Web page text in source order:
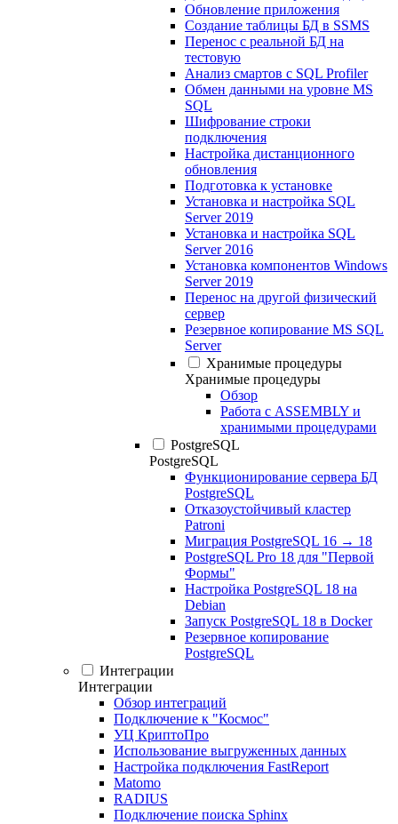
Обновление приложения
Создание таблицы БД в SSMS
Перенос с реальной БД на
тестовую
Анализ смартов с SQL Profiler
Обмен данными на уровне MS
SQL
Шифрование строки
подключения
Настройка дистанционного
обновления
Подготовка к установке
Установка и настройка SQL
Server 2019
Установка и настройка SQL
Server 2016
Установка компонентов Windows
Server 2019
Перенос на другой физический
сервер
Резервное копирование MS SQL
Server
Хранимые процедуры
Хранимые процедуры
Обзор
Работа с ASSEMBLY и
хранимыми процедурами
PostgreSQL
PostgreSQL
Функционирование сервера БД
PostgreSQL
Отказоустойчивый кластер
Patroni
Миграция PostgreSQL 16 → 18
PostgreSQL Pro 18 для "Первой
Формы"
Настройка PostgreSQL 18 на
Debian
Запуск PostgreSQL 18 в Docker
Резервное копирование
PostgreSQL
Интеграции
Интеграции
Обзор интеграций
Подключение к "Космос"
УЦ КриптоПро
Использование выгруженных данных
Настройка подключения FastReport
Matomo
RADIUS
Подключение поиска Sphinx